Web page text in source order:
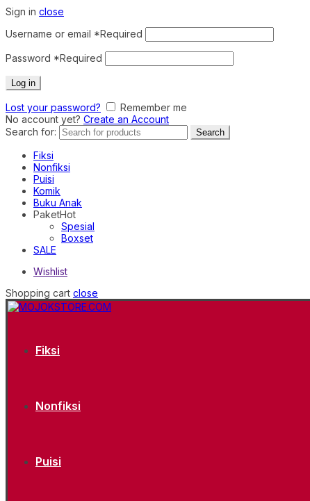
Sign in close
Username or email *Required
Password *Required
Log in
Lost your password?
Remember me
No account yet? Create an Account
Search for:
Search
Fiksi
Nonfiksi
Puisi
Komik
Buku Anak
PaketHot
Spesial
Boxset
SALE
Wishlist
Shopping cart close
Fiksi
Nonfiksi
Puisi